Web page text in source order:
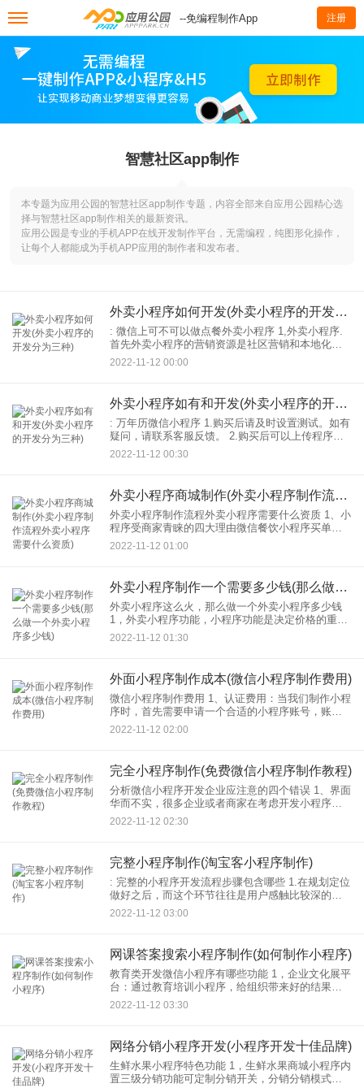
--免编程制作App 注册
智慧社区app制作
本专题为应用公园的智慧社区app制作专题，内容全部来自应用公园精心选
择与智慧社区app制作相关的最新资讯。
应用公园是专业的手机APP在线开发制作平台，无需编程，纯图形化操作，
让每个人都能成为手机APP应用的制作者和发布者。
外卖小程序如何开发(外卖小程序的开发分为三种)
: 微信上可不可以做点餐外卖小程序 1,外卖小程序.
首先外卖小程序的营销资源是社区营销和本地化营
销。也许可以给一线城市做外卖。因为在二三线城
市，对于外卖的配置管理还是有些不完善，很多优
2022-11-12 00:00
外卖小程序如有和开发(外卖小程序的开发分为三种)
: 万年历微信小程序 1.购买后请及时设置测试。如有
疑问，请联系客服反馈。 2.购买后可以上传程序，
模板到您的多个网站，但不能随意转卖和传播，否
2022-11-12 00:30
外卖小程序商城制作(外卖小程序制作流程外卖小程序需要什么资质)
外卖小程序制作流程外卖小程序需要什么资质 1、小
程序受商家青睐的四大理由微信餐饮小程序买单通
过微信、线上营销、会员管理等。帮助餐厅沉淀客
户，挖掘客户价值，促进二次消费。一站式服务如
2022-11-12 01:00
外卖小程序制作一个需要多少钱(那么做一个外卖小程序多少钱)
外卖小程序这么火，那么做一个外卖小程序多少钱
1，外卖小程序功能，小程序功能是决定价格的重要
因素之一。首先需要确定价格。外卖小程序应该有
以下内容功能：产品展示，订购，在线付款，营销
2022-11-12 01:30
外面小程序制作成本(微信小程序制作费用)
微信小程序制作费用 1、认证费用：当我们制作小程
序时，首先需要申请一个合适的小程序账号，账号
申请通过后，还需要对小程序账号进行实名验证。
按照官方要求，认证费用为300元/年。 2.开发成
2022-11-12 02:00
完全小程序制作(免费微信小程序制作教程)
分析微信小程序开发企业应注意的四个错误 1、界面
华而不实，很多企业或者商家在考虑开发小程序
时，误以为小程序的存在只是为了提升自己小程序
乱七八糟界面，这样只会让用户更反感小程序。你
2022-11-12 02:30
完整小程序制作(淘宝客小程序制作)
: 完整的小程序开发流程步骤包含哪些 1.在规划定位
做好之后，而这个环节往往是用户感触比较深的地
方小程序。因为用户打开小程序后，首先看到的是
它的页面，用户浏览的首先是它的页面效果，这也
2022-11-12 03:00
网课答案搜索小程序制作(如何制作小程序)
教育类开发微信小程序有哪些功能 1，企业文化展平
台：通过教育培训小程序，给组织带来好的结果教
育培训。 2.课程中心：及时上传在线课程及相关文
2022-11-12 03:30
网络分销小程序开发(小程序开发十佳品牌)
生鲜水果小程序特色功能 1，生鲜水果商城小程序内
置三级分销功能可定制分销开关，分销分销模式帮